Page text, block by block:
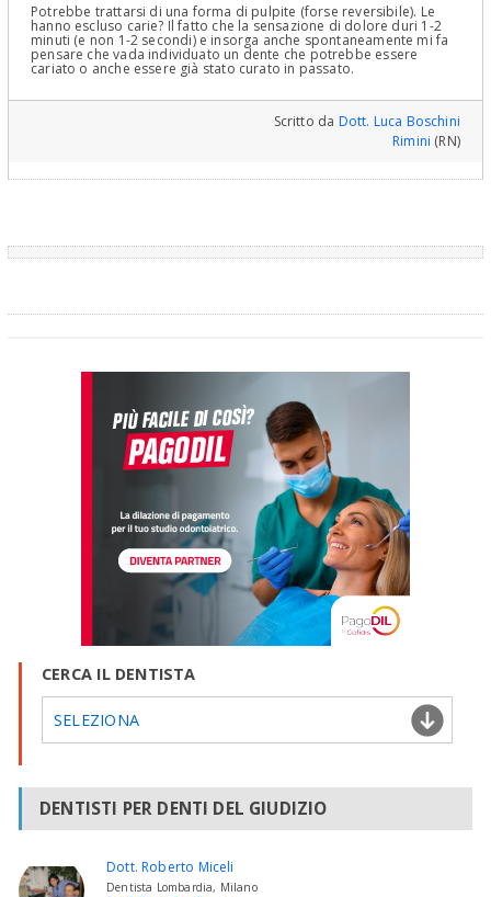
Potrebbe trattarsi di una forma di pulpite (forse reversibile). Le
hanno escluso carie? Il fatto che la sensazione di dolore duri 1-2
minuti (e non 1-2 secondi) e insorga anche spontaneamente mi fa
pensare che vada individuato un dente che potrebbe essere
cariato o anche essere già stato curato in passato.
Scritto da Dott. Luca Boschini
Rimini (RN)
CERCA IL DENTISTA
SELEZIONA
DENTISTI PER DENTI DEL GIUDIZIO
Dott. Roberto Miceli
Dentista Lombardia, Milano